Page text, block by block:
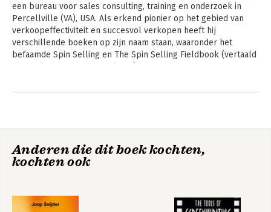
een bureau voor sales consulting, training en onderzoek in
Percellville (VA), USA. Als erkend pionier op het gebied van
verkoopeffectiviteit en succesvol verkopen heeft hij
verschillende boeken op zijn naam staan, waaronder het
befaamde Spin Selling en The Spin Selling Fieldbook (vertaald
Andere boeken door Neil Rackham
Anderen die dit boek kochten,
kochten ook